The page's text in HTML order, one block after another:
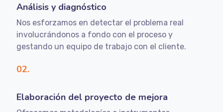
Análisis y diagnóstico
Nos esforzamos en detectar el problema real
involucrándonos a fondo con el proceso y
gestando un equipo de trabajo con el cliente.
02.
Elaboración del proyecto de mejora